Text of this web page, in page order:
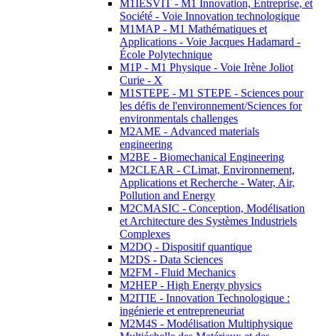
M1IESVIT - M1 Innovation, Entreprise, et
Société - Voie Innovation technologique
M1MAP - M1 Mathématiques et
Applications - Voie Jacques Hadamard -
École Polytechnique
M1P - M1 Physique - Voie Irène Joliot
Curie - X
M1STEPE - M1 STEPE - Sciences pour
les défis de l'environnement/Sciences for
environmentals challenges
M2AME - Advanced materials
engineering
M2BE - Biomechanical Engineering
M2CLEAR - CLimat, Environnement,
Applications et Recherche - Water, Air,
Pollution and Energy
M2CMASIC - Conception, Modélisation
et Architecture des Systèmes Industriels
Complexes
M2DQ - Dispositif quantique
M2DS - Data Sciences
M2FM - Fluid Mechanics
M2HEP - High Energy physics
M2ITIE - Innovation Technologique :
ingénierie et entrepreneuriat
M2M4S - Modélisation Multiphysique